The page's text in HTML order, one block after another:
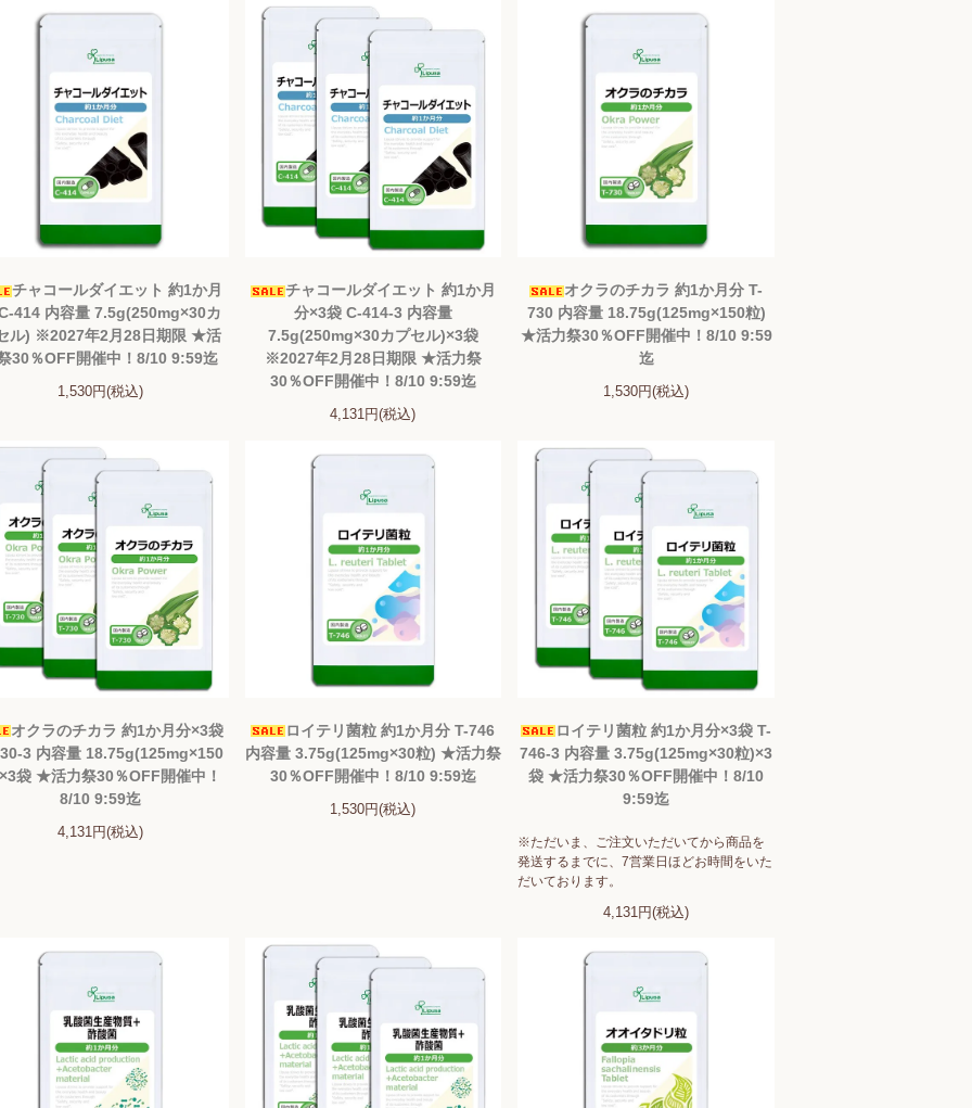
チャコールダイエット 約1か月
414 内容量 7.5g(250mg×30カ
ル) ※2027年2月28日期限 ★活
30％OFF開催中！8/10 9:59迄
1,530円(税込)
チャコールダイエット 約1か月
分×3袋 C-414-3 内容量
7.5g(250mg×30カプセル)×3袋
※2027年2月28日期限 ★活力祭
30％OFF開催中！8/10 9:59迄
4,131円(税込)
オクラのチカラ 約1か月分 T-
730 内容量 18.75g(125mg×150粒)
★活力祭30％OFF開催中！8/10 9:59
迄
1,530円(税込)
オクラのチカラ 約1か月分×3袋
3 内容量 18.75g(125mg×150
袋 ★活力祭30％OFF開催中！
8/10 9:59迄
4,131円(税込)
ロイテリ菌粒 約1か月分 T-746
内容量 3.75g(125mg×30粒) ★活力祭
30％OFF開催中！8/10 9:59迄
1,530円(税込)
ロイテリ菌粒 約1か月分×3袋 T-
746-3 内容量 3.75g(125mg×30粒)×3
袋 ★活力祭30％OFF開催中！8/10
9:59迄
※ただいま、ご注文いただいてから商品を
発送するまでに、7営業日ほどお時間をいた
だいております。
4,131円(税込)